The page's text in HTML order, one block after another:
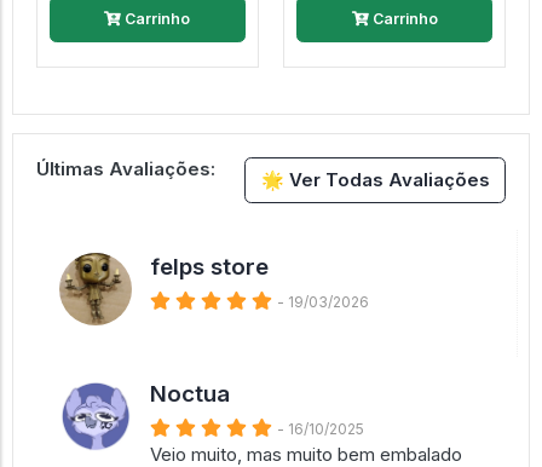
Carrinho Carrinho
🌟 Ver Todas Avaliações
Últimas Avaliações:
felps store
- 19/03/2026
Noctua
- 16/10/2025
Veio muito, mas muito bem embalado